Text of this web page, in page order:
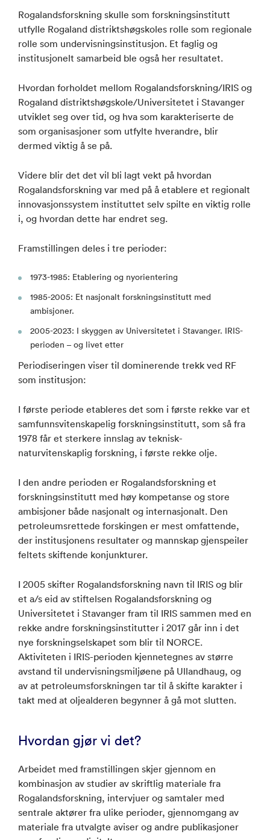
Rogalandsforskning skulle som forskningsinstitutt
utfylle Rogaland distriktshøgskoles rolle som regionale
rolle som undervisningsinstitusjon. Et faglig og
institusjonelt samarbeid ble også her resultatet.
Hvordan forholdet mellom Rogalandsforskning/IRIS og
Rogaland distriktshøgskole/Universitetet i Stavanger
utviklet seg over tid, og hva som karakteriserte de
som organisasjoner som utfylte hverandre, blir
dermed viktig å se på.
Videre blir det det vil bli lagt vekt på hvordan
Rogalandsforskning var med på å etablere et regionalt
innovasjonssystem instituttet selv spilte en viktig rolle
i, og hvordan dette har endret seg.
Framstillingen deles i tre perioder:
1973-1985: Etablering og nyorientering
1985-2005: Et nasjonalt forskningsinstitutt med
ambisjoner.
2005-2023: I skyggen av Universitetet i Stavanger. IRIS-
perioden – og livet etter
Periodiseringen viser til dominerende trekk ved RF
som institusjon:
I første periode etableres det som i første rekke var et
samfunnsvitenskapelig forskningsinstitutt, som så fra
1978 får et sterkere innslag av teknisk-
naturvitenskaplig forskning, i første rekke olje.
I den andre perioden er Rogalandsforskning et
forskningsinstitutt med høy kompetanse og store
ambisjoner både nasjonalt og internasjonalt. Den
petroleumsrettede forskingen er mest omfattende,
der institusjonens resultater og mannskap gjenspeiler
feltets skiftende konjunkturer.
I 2005 skifter Rogalandsforskning navn til IRIS og blir
et a/s eid av stiftelsen Rogalandsforskning og
Universitetet i Stavanger fram til IRIS sammen med en
rekke andre forskningsinstitutter i 2017 går inn i det
nye forskningselskapet som blir til NORCE.
Aktiviteten i IRIS-perioden kjennetegnes av større
avstand til undervisningsmiljøene på Ullandhaug, og
av at petroleumsforskningen tar til å skifte karakter i
takt med at oljealderen begynner å gå mot slutten.
Hvordan gjør vi det?
Arbeidet med framstillingen skjer gjennom en
kombinasjon av studier av skriftlig materiale fra
Rogalandsforskning, intervjuer og samtaler med
sentrale aktører fra ulike perioder, gjennomgang av
materiale fra utvalgte aviser og andre publikasjoner